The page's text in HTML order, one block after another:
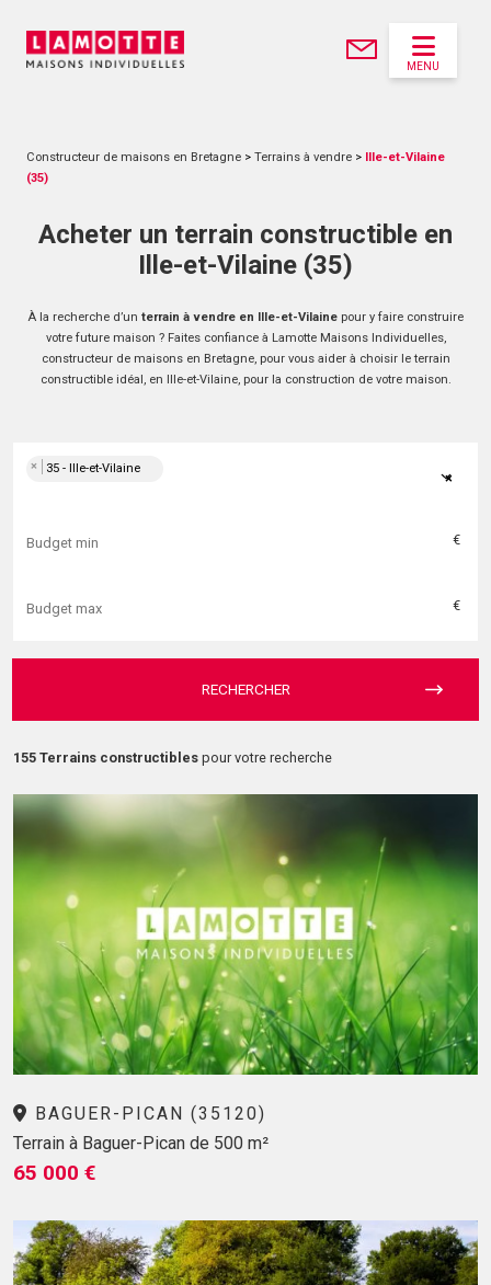
MENU
Constructeur de maisons en Bretagne > Terrains à vendre > Ille-et-Vilaine
(35)
Acheter un terrain constructible en
Ille-et-Vilaine (35)
À la recherche d’un terrain à vendre en Ille-et-Vilaine pour y faire construire
votre future maison ? Faites confiance à Lamotte Maisons Individuelles,
constructeur de maisons en Bretagne, pour vous aider à choisir le terrain
constructible idéal, en Ille-et-Vilaine, pour la construction de votre maison.
×
× 35 - Ille-et-Vilaine
€
€
RECHERCHER
155 Terrains constructibles pour votre recherche
BAGUER-PICAN (35120)
Terrain à Baguer-Pican de 500 m²
65 000 €